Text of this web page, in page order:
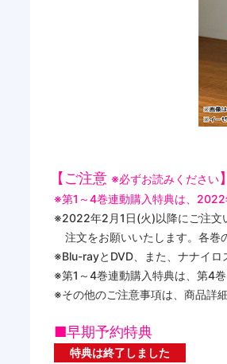
【ご注意 ※必ずお読みください】
※第1～4巻連動購入特典は、2022
※2022年2月1日(火)以降にご注文
注文をお願いいたします。各巻
※Blu-rayとDVD、また、ナナイロ
※第1～4巻連動購入特典は、第4
※その他のご注意事項は、商品詳
■早期予約特典
特典は終了しました